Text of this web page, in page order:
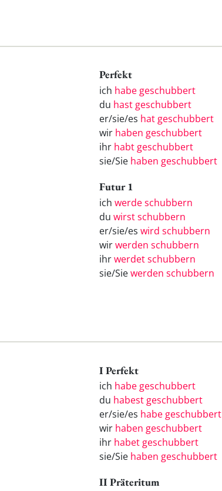
Perfekt
ich habe geschubbert
du hast geschubbert
er/sie/es hat geschubbert
wir haben geschubbert
ihr habt geschubbert
sie/Sie haben geschubbert
Futur 1
ich werde schubbern
du wirst schubbern
er/sie/es wird schubbern
wirwerden schubbern
ihrwerdet schubbern
sie/Siewerden schubbern
I Perfekt
ich habe geschubbert
du habest geschubbert
er/sie/es habe geschubbert
wir haben geschubbert
ihr habet geschubbert
sie/Sie haben geschubbert
II Präteritum